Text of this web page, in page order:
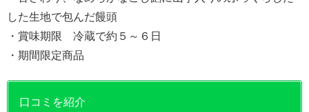
した生地で包んだ饅頭
・賞味期限 冷蔵で約５～６日
・期間限定商品
口コミを紹介